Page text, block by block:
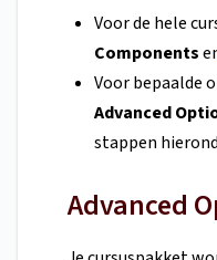
Voor de hele
Components
Voor bepaalde
Advanced
stappen
Advanced